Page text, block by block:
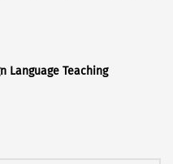
Language Teaching